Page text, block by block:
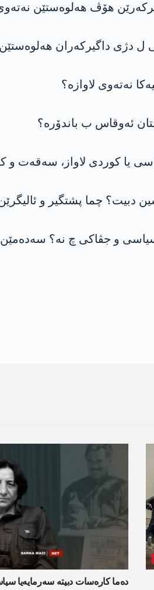
ھۆڤ ھەلوەستێن
دژی داگیرکەران
نەتەوی لاوازە؟
ئەوقاس ب باندۆرە؟
یا کوردی لاواز، سەقەت و
دبیت؟ چما پشتگیر و
و جڤاکی چ نە؟ سەدەمێن
ده‌ما کاره‌سات دبیتە سه‌رمایه‌یا